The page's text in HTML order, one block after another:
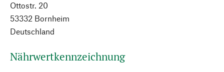
Ottostr. 20
53332 Bornheim
Deutschland
Nährwertkennzeichnung